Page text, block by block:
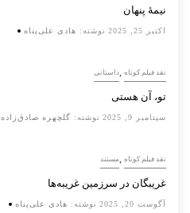
نیمۀ پنهان
نوشته: هادی علی‌پناه اکتبر 25, 2025
داستانی, نقد فیلم کوتاه
تو، آن هستی
نوشته: گلچهره صادق‌زاده سپتامبر 9, 2025
مستند, نقد فیلم کوتاه
غریبگان در سرزمین غریبه‌ها
نوشته: هادی علی‌پناه آگوست 20, 2025